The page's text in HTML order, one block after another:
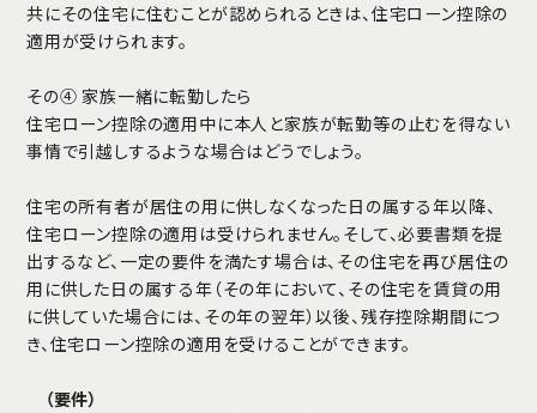
共にその住宅に住むことが認められるときは、住宅ローン控除の
適用が受けられます。
その④ 家族一緒に転勤したら
住宅ローン控除の適用中に本人と家族が転勤等の止むを得ない
事情で引越しするような場合はどうでしょう。
住宅の所有者が居住の用に供しなくなった日の属する年以降、
住宅ローン控除の適用は受けられません。そして、必要書類を提
出するなど、一定の要件を満たす場合は、その住宅を再び居住の
用に供した日の属する年（その年において、その住宅を賃貸の用
に供していた場合には、その年の翌年）以後、残存控除期間につ
き、住宅ローン控除の適用を受けることができます。
（要件）